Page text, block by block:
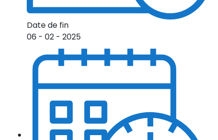
Date de fin
06 - 02 - 2025